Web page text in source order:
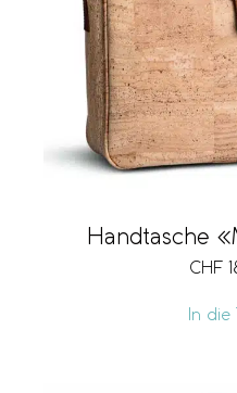
Handtasche
CHF
In die